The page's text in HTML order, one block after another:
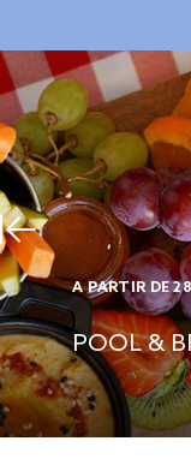
A PARTIR DE
POOL &